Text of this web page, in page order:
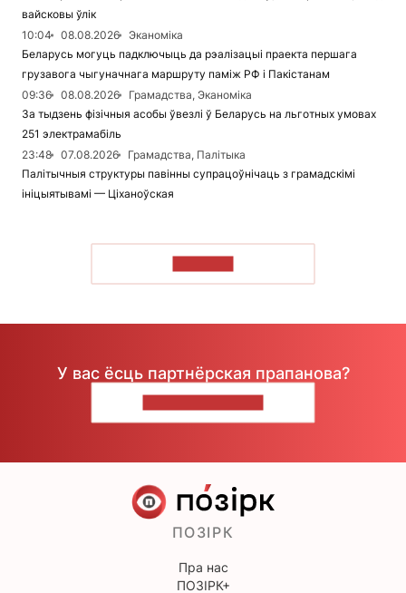
вайсковы ўлік
10:04
08.08.2026
Эканоміка
Беларусь могуць падключыць да рэалізацыі праекта першага
грузавога чыгуначнага маршруту паміж РФ і Пакістанам
09:36
08.08.2026
Грамадства, Эканоміка
За тыдзень фізічныя асобы ўвезлі ў Беларусь на льготных умовах
251 электрамабіль
23:48
07.08.2026
Грамадства, Палітыка
Палітычныя структуры павінны супрацоўнічаць з грамадскімі
ініцыятывамі — Ціханоўская
У вас ёсць партнёрская прапанова?
ПОЗІРК
Пра нас
ПОЗІРК+